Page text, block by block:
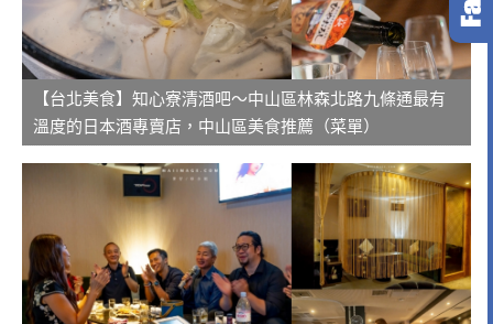
【台北美食】知心寮清酒吧～中山區林森北路九條通最有
溫度的日本酒專賣店，中山區美食推薦（菜單）